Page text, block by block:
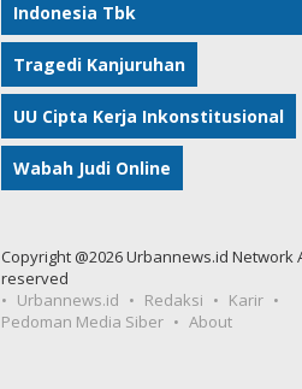
Indonesia Tbk
Tragedi Kanjuruhan
UU Cipta Kerja Inkonstitusional
Wabah Judi Online
Copyright @2026 Urbannews.id Network
reserved
Urbannews.id
Redaksi
Karir
Pedoman Media Siber
About